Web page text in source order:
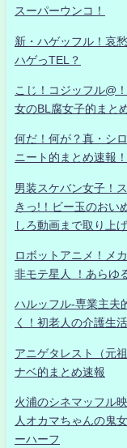
スーパーウンコ！
新・ハゲッフル！哀
ハゲっTEL？
こじ！コジッフル@
女のBL腐女子的まと
何だ！何が？真・
ニート的まとめ速報
男装スケバン女子！
きっ!！ビー玉のお
しろ動画まで取り上
ロボットアニメ！メ
非モテ星人 ！あらゆ
ハルッフル-専業主夫
く！初老人の介護生
アニゲタレスト（元
ナベ的まとめ速報
火浦のシネマッフル
人オカマちゃんの鬼
ーハーフ